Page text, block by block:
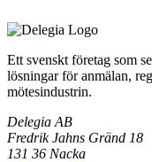
Ett svenskt företag som
lösningar för anmälan,
mötesindustrin.
Delegia AB
Fredrik Jahns Gränd 18
131 36 Nacka